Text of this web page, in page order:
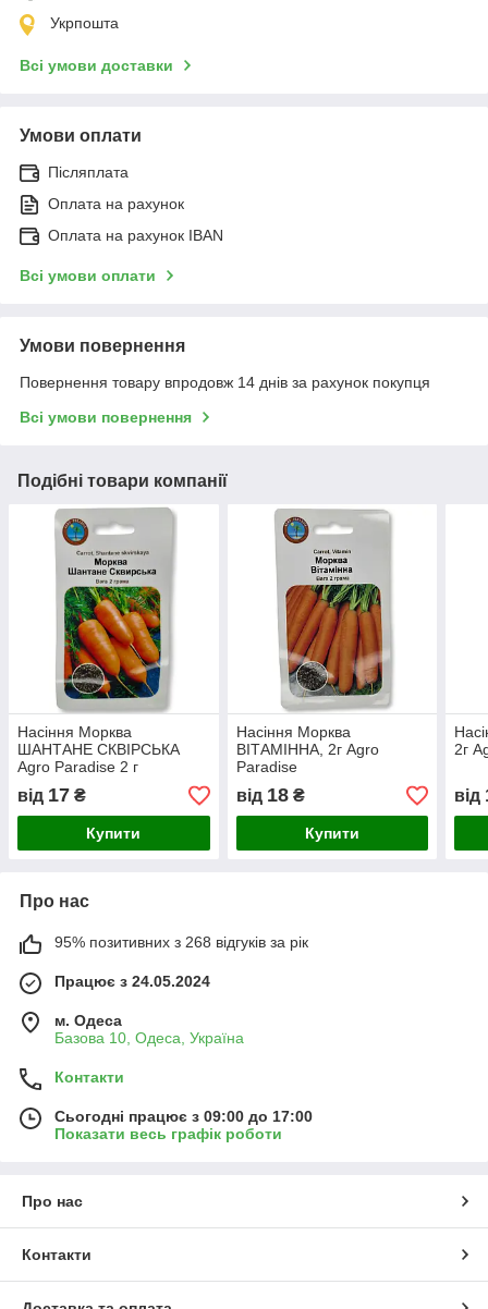
Укрпошта
Всі умови доставки
Умови оплати
Післяплата
Оплата на рахунок
Оплата на рахунок IBAN
Всі умови оплати
Умови повернення
Повернення товару впродовж 14 днів за рахунок покупця
Всі умови повернення
Подібні товари компанії
Насіння Морква
ШАНТАНЕ СКВІРСЬКА
Agro Paradise 2 г
від 17 ₴
Купити
Насіння Морква
ВІТАМІННА, 2г Agro
Paradise
від 18₴
Купити
2г
від
Про нас
95% позитивних з 268 відгуків за рік
Працює з 24.05.2024
м. Одеса
Базова 10, Одеса, Україна
Контакти
Сьогодні працює з 09:00 до 17:00
Показати весь графік роботи
Про нас
Контакти